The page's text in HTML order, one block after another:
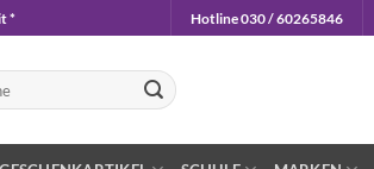
* Hotline 030 / 60265846